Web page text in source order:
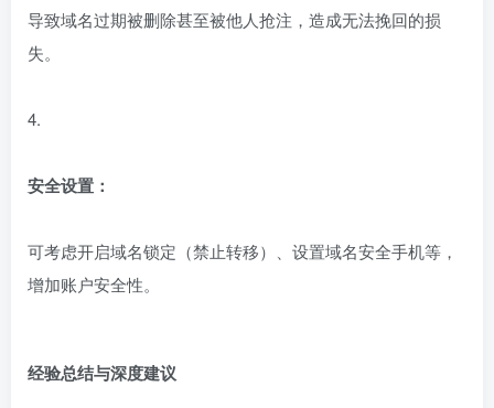
导致域名过期被删除甚至被他人抢注，造成无法挽回的损
失。
4.
安全设置：
可考虑开启域名锁定（禁止转移）、设置域名安全手机等，
增加账户安全性。
经验总结与深度建议